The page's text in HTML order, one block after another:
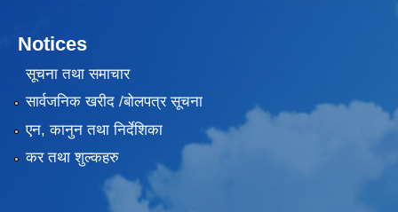
Notices
सूचना तथा समाचार
सार्वजनिक खरीद /बोलपत्र सूचना
एन, कानुन तथा निर्देशिका
कर तथा शुल्कहरु